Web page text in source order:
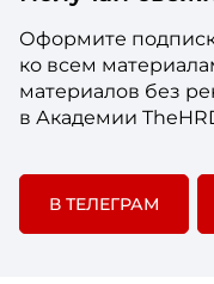
Оформите
ко всем
материалов без
в Академии
В ТЕЛЕГРАМ